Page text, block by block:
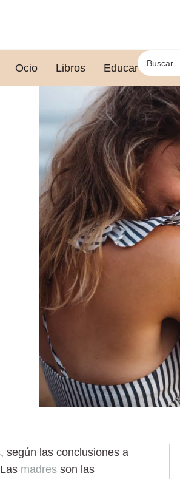
Ocio Libros Educar leyendo
según las conclusiones a
madres son las